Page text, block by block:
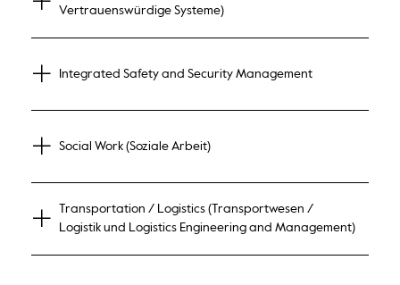
Vertrauenswürdige Systeme)
Integrated Safety and Security Management
Social Work (Soziale Arbeit)
Transportation / Logistics (Transportwesen /
Logistik und Logistics Engineering and Management)